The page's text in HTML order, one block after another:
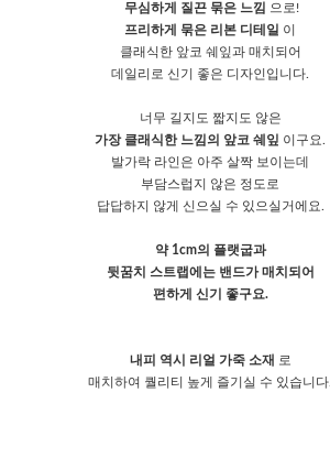
무심하게 질끈 묶은 느낌 으로!
프리하게 묶은 리본 디테일 이
클래식한 앞코 쉐잎과 매치되어
데일리로 신기 좋은 디자인입니다.
너무 길지도 짧지도 않은
가장 클래식한 느낌의 앞코 쉐잎 이구요.
발가락 라인은 아주 살짝 보이는데
부담스럽지 않은 정도로
답답하지 않게 신으실 수 있으실거에요.
약 1cm의 플랫굽과
뒷꿈치 스트랩에는 밴드가 매치되어
편하게 신기 좋구요.
내피 역시 리얼 가죽 소재 로
매치하여 퀄리티 높게 즐기실 수 있습니다.